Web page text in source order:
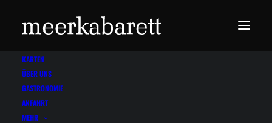
KARTEN
ÜBER UNS
GASTRONOMIE
ANFAHRT
MEHR